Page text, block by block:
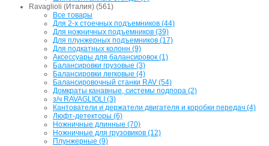
Ravaglioli (Италия) (561)
Все товары
Для 2-х стоечных подъемников (44)
Для ножничных подъемников (39)
Для плунжерных подъемников (17)
Для подкатных колонн (9)
Аксессуары для балансировок (1)
Балансировки грузовые (3)
Балансировки легковые (4)
Балансировочный станки RAV (54)
Домкраты канавные, системы подпора (2)
з/ч RAVAGLIOLI (3)
Кантователи и держатели двигателя и коробки передач (4)
Люфт-детекторы (6)
Ножничные длинные (70)
Ножничные для грузовиков (12)
Плунжерные (9)